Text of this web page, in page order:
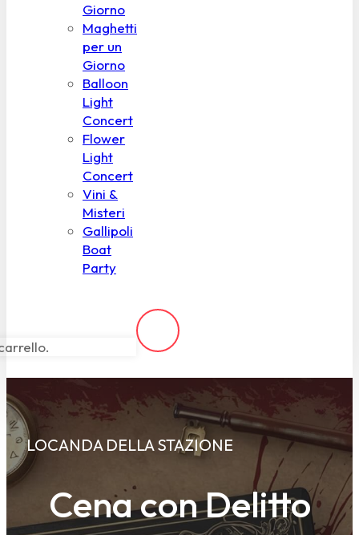
Giorno
Maghetti
per un
Giorno
Balloon
Light
Concert
Flower
Light
Concert
Vini &
Misteri
Gallipoli
Boat
Party
LOCANDA DELLA STAZIONE
Cena con Delitto